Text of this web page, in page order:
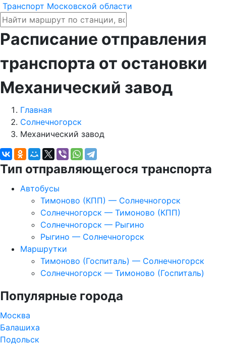
Транспорт Московской области
Расписание отправления
транспорта от остановки
Механический завод
Главная
Солнечногорск
Механический завод
Тип отправляющегося транспорта
Автобусы
Тимоново (КПП) — Солнечногорск
Солнечногорск — Тимоново (КПП)
Солнечногорск — Рыгино
Рыгино — Солнечногорск
Маршрутки
Тимоново (Госпиталь) — Солнечногорск
Солнечногорск — Тимоново (Госпиталь)
Популярные города
Москва
Балашиха
Подольск